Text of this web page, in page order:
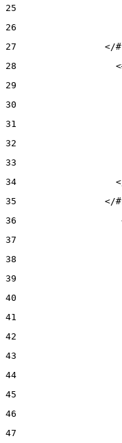
25
26
27
</
28
29
30
31
32
33
34
35
</
36
37
38
39
40
41
42
43
44
45
46
47